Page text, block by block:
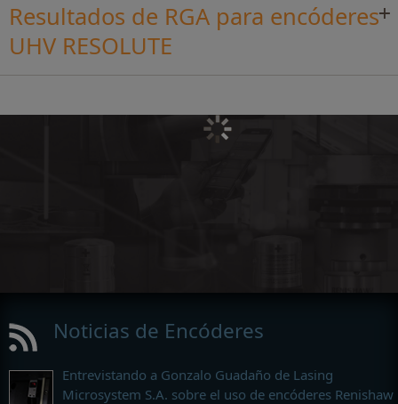
Resultados de RGA para encóderes
UHV RESOLUTE
Noticias de Encóderes
Entrevistando a Gonzalo Guadaño de Lasing
Microsystem S.A. sobre el uso de encóderes Renishaw